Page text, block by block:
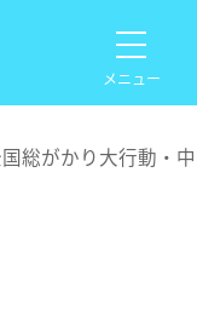
メニュー
総がかり大行動・中